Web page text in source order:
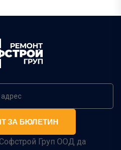
Груп ООД да